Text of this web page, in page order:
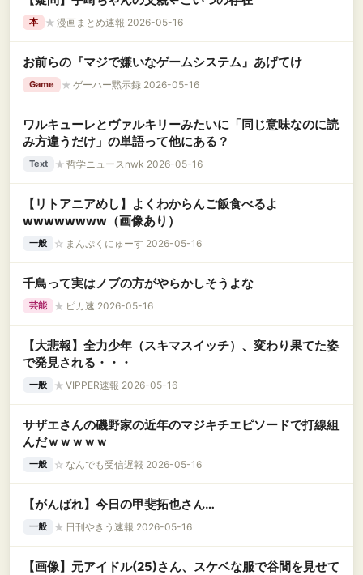
本 ★ 漫画まとめ速報 2026-05-16
お前らの『マジで嫌いなゲームシステム』あげてけ
Game ★ ゲーハー黙示録 2026-05-16
ワルキューレとヴァルキリーみたいに「同じ意味なのに読
み方違うだけ」の単語って他にある？
Text ★ 哲学ニュースnwk 2026-05-16
【リトアニアめし】よくわからんご飯食べるよ
wwwwwwww（画像あり）
一般 ☆ まんぷくにゅーす 2026-05-16
千鳥って実はノブの方がやらかしそうよな
芸能 ★ ピカ速 2026-05-16
【大悲報】全力少年（スキマスイッチ）、変わり果てた姿
で発見される・・・
一般 ★ VIPPER速報 2026-05-16
サザエさんの磯野家の近年のマジキチエピソードで打線組
んだｗｗｗｗｗ
一般 ☆ なんでも受信遅報 2026-05-16
【がんばれ】今日の甲斐拓也さん…
一般 ★ 日刊やきう速報 2026-05-16
【画像】元アイドル(25)さん、スケベな服で谷間を見せて